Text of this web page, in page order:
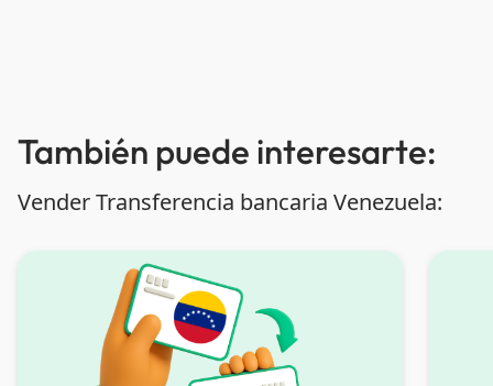
También puede interesarte:
Vender Transferencia bancaria Venezuela: